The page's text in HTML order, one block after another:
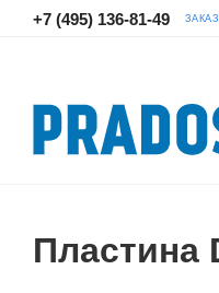
+7 (495) 136-81-49
Пластина